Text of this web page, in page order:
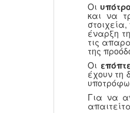
Οι
και να
έναρξη
τις
της
Οι
έχουν τη
Για να